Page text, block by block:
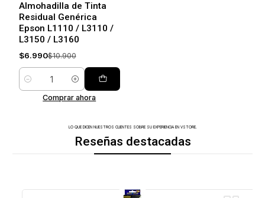
Almohadilla de Tinta
Residual Genérica
Epson L1110 / L3110 /
L3150 / L3160
$6.990$10.900
Cantidad
Comprar ahora
LO QUE DICEN NUESTROS CLIENTES SOBRE SU EXPERIENCIA EN VSTORE.
Reseñas destacadas